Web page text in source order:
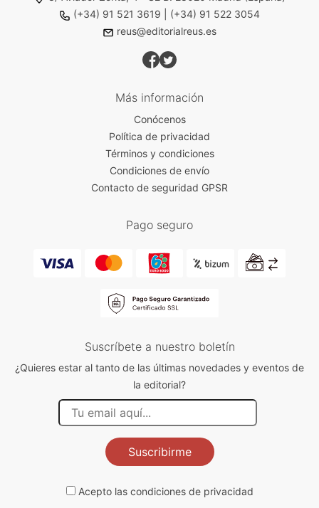
(+34) 91 521 3619
(+34) 91 522 3054
reus@editorialreus.es
Más información
Conócenos
Política de privacidad
Términos y condiciones
Condiciones de envío
Contacto de seguridad GPSR
Pago seguro
Suscríbete a nuestro boletín
¿Quieres estar al tanto de las últimas novedades y eventos de
la editorial?
Suscribirme
Acepto las condiciones de privacidad